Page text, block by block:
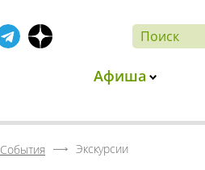
Афиша
События Экскурсии